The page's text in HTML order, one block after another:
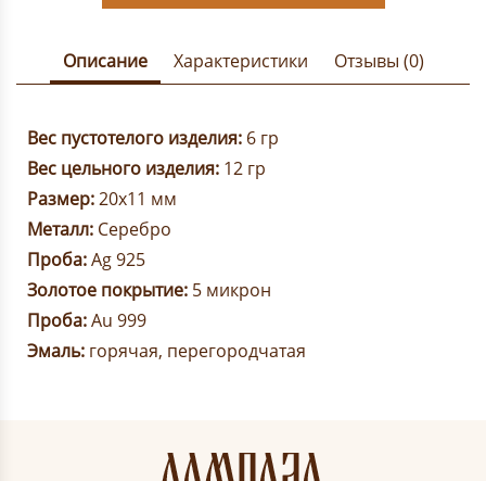
Описание Характеристики Отзывы (0)
Вес пустотелого изделия: 6 гр
Вес цельного изделия: 12 гр
Размер:20х11 мм
Металл: Серебро
Проба:Ag 925
Золотое покрытие: 5 микрон
Проба:Au 999
Эмаль: горячая, перегородчатая